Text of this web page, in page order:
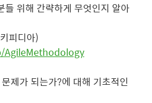
위해 간략하게 무엇인지 알아
피디아)
제가 되는가?에 대해 기초적인